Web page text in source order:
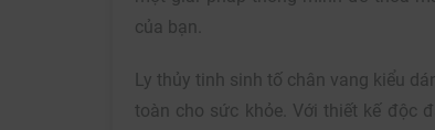
của bạn.
Ly thủy tinh sinh tố chân vang kiểu
toàn cho sức khỏe. Với thiết kế độc